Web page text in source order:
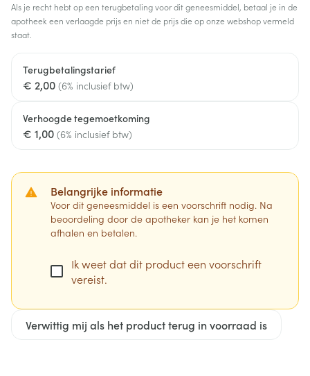
Als je recht hebt op een terugbetaling voor dit geneesmiddel, betaal je in de
apotheek een verlaagde prijs en niet de prijs die op onze webshop vermeld
staat.
Terugbetalingstarief
€ 2,00 (6% inclusief btw)
Verhoogde tegemoetkoming
€ 1,00 (6% inclusief btw)
Belangrijke informatie
Voor dit geneesmiddel is een voorschrift nodig. Na
beoordeling door de apotheker kan je het komen
afhalen en betalen.
Ik weet dat dit product een voorschrift
vereist.
Verwittig mij als het product terug in voorraad is